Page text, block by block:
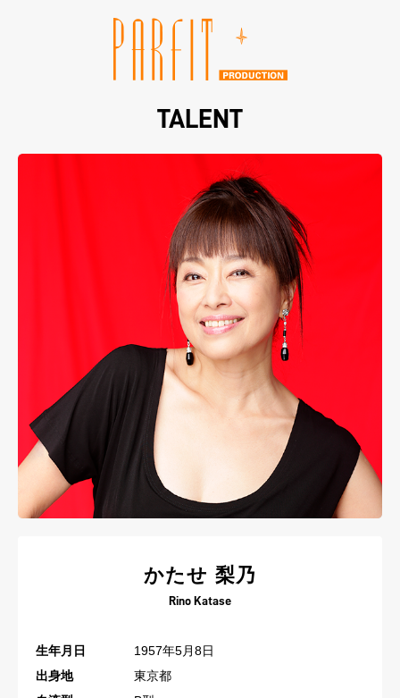
TALENT
かたせ 梨乃
Rino Katase
生年月日
1957年5月8日
出身地
東京都